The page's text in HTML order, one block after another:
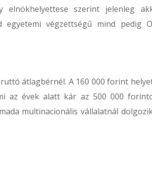
elnökhelyettese szerint jelenleg
végzettségű mind pedig
átlagbérnél. A 160 000 forint
az évek alatt kár az 500 000
multinacionális vállalatnál